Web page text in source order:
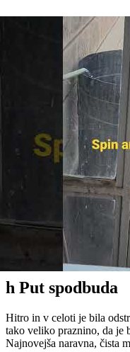
h Put spodbuda
Hitro in v celoti je bila
tako veliko praznino, da je
Najnovejša naravna, čista